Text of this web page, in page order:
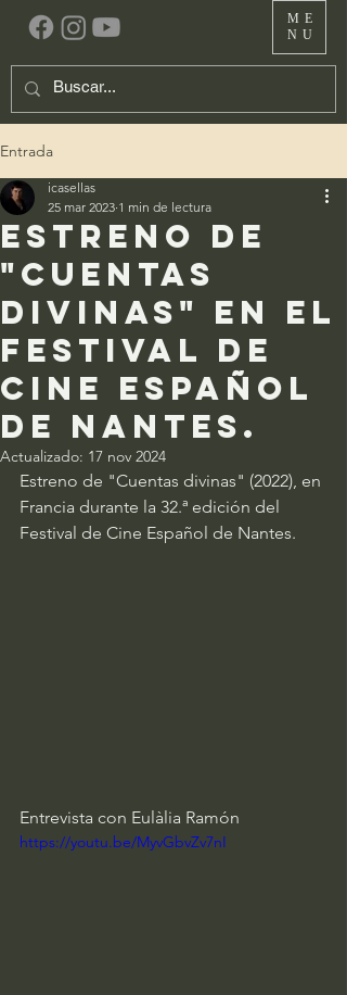
ME
NU
Entrada
Estreno de
"Cuentas
Divinas" en el
Festival de
Cine Español
de Nantes.
icasellas
25 mar 2023 1 min de lectura
Actualizado: 17 nov 2024
Estreno de "Cuentas divinas" (2022), en
Francia durante la 32.ª edición del
Festival de Cine Español de Nantes.
Entrevista con Eulàlia Ramón
https://youtu.be/MyvGbvZv7nI